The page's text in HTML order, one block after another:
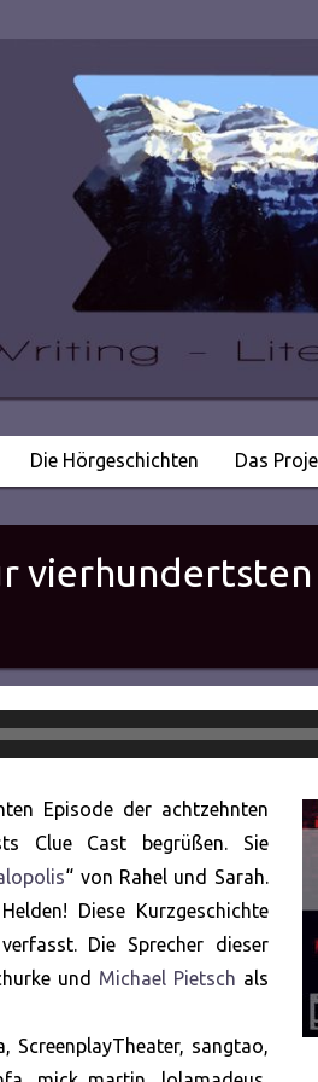
Die Hörgeschichten Das
Episode der achtzehnten
Clue Cast begrüßen. Sie
“ von Rahel und Sarah.
Diese Kurzgeschichte
Die Sprecher dieser
und Michael Pietsch als
ScreenplayTheater, sangtao,